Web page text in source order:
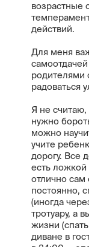
возрастные
действий.
Для меня
родителями
радоваться
Я не
нужно
можно
учите
дорогу. Все
есть
отлично
постоянно,
(иногда
тротуару, а
жизни
диване в